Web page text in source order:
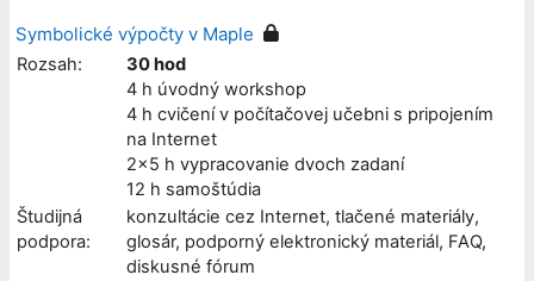
Symbolické výpočty v Maple
Rozsah:
30 hod
4 h úvodný workshop
4 h cvičení v počítačovej učebni s pripojením
na Internet
2x5 h vypracovanie dvoch zadaní
12 h samoštúdia
Študijná
podpora:
konzultácie cez Internet, tlačené materiály,
glosár, podporný elektronický materiál, FAQ,
diskusné fórum